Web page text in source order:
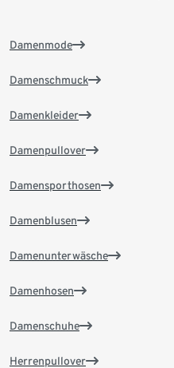
Damenmode
Damenschmuck
Damenkleider
Damenpullover
Damensporthosen
Damenblusen
Damenunterwäsche
Damenhosen
Damenschuhe
Herrenpullover